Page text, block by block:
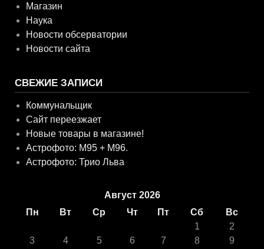
Магазин
Наука
Новости обсерватории
Новости сайта
СВЕЖИЕ ЗАПИСИ
Коммунальщик
Сайт переезжает
Новые товары в магазине!
Астрофото: M95 + M96.
Астрофото: Трио Льва
Август 2026
Пн
Вт Ср Чт Пт Сб
Вс
1
2
3
4 5 6 7 8
9